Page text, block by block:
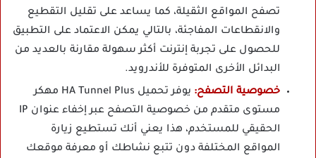
تصفح المواقع الثقيلة، كما يساعد على تقليل التقطيع
والانقطاعات المفاجئة، بالتالي يمكن الاعتماد على التطبيق
للحصول على تجربة إنترنت أكثر سهولة مقارنة بالعديد من
البدائل الأخرى المتوفرة للأندرويد.
خصوصية التصفح:
يوفر تحميل HA Tunnel Plus مهكر
مستوى متقدم من خصوصية التصفح عبر إخفاء عنوان IP
الحقيقي للمستخدم، هذا يعني أنك تستطيع زيارة
المواقع المختلفة دون تتبع نشاطك أو معرفة موقعك